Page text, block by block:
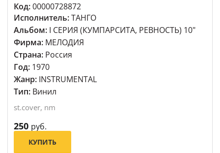
Код:00000728872
Исполнитель:ТАНГО
Альбом: I СЕРИЯ (КУМПАРСИТА, РЕВНОСТЬ) 10"
Фирма: МЕЛОДИЯ
Страна: Россия
Год: 1970
Жанр: INSTRUMENTAL
Тип: Винил
st.cover, nm
250 руб.
КУПИТЬ